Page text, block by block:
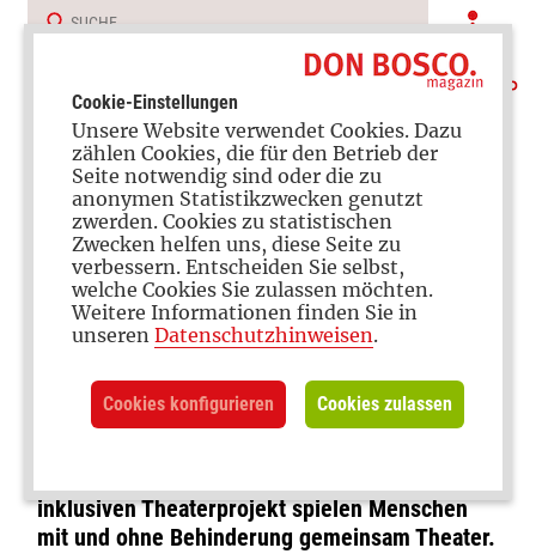
Theater für alle
Jeder soll sein Talent
entfalten können
inklusiven Theaterprojekt spielen Menschen
mit und ohne Behinderung gemeinsam Theater.
Cookie-Einstellungen
Unsere Website verwendet Cookies. Dazu
zählen Cookies, die für den Betrieb der
Seite notwendig sind oder die zu
anonymen Statistikzwecken genutzt
zwerden. Cookies zu statistischen
Zwecken helfen uns, diese Seite zu
verbessern. Entscheiden Sie selbst,
welche Cookies Sie zulassen möchten.
Weitere Informationen finden Sie in
unseren Datenschutzhinweisen.
Cookies konfigurieren Cookies zulassen